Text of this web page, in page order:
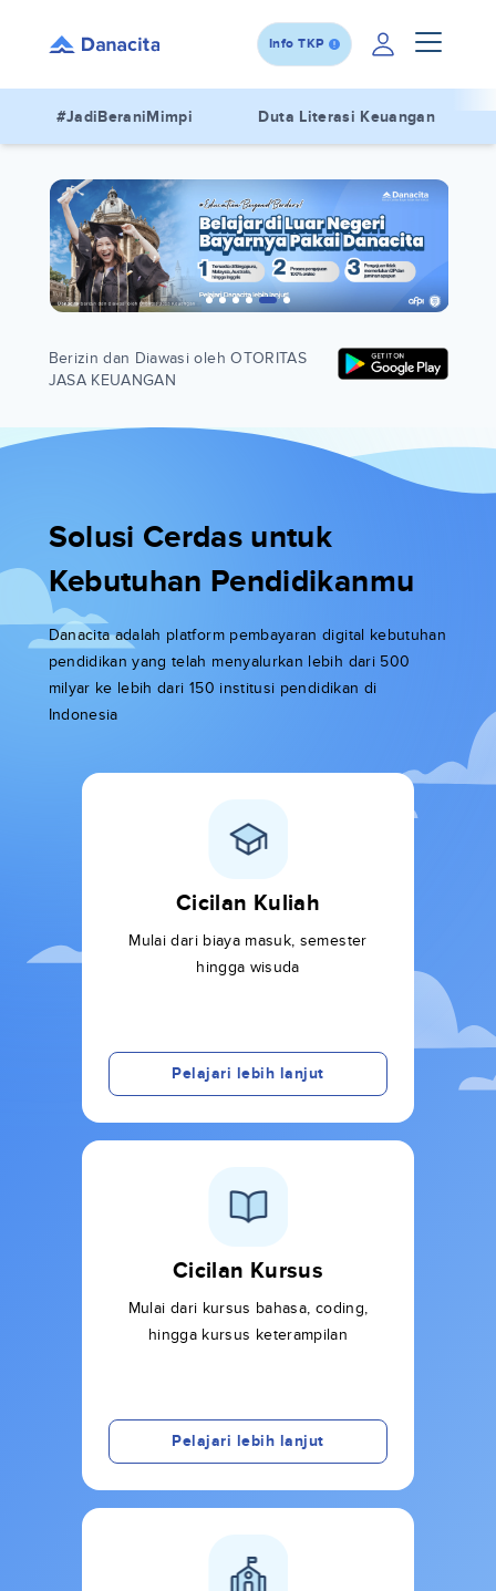
Info TKP
#JadiBeraniMimpi Duta Literasi Keuangan
Berizin dan Diawasi oleh OTORITAS
JASA KEUANGAN
Solusi Cerdas untuk
Kebutuhan Pendidikanmu
Danacita adalah platform pembayaran digital kebutuhan
pendidikan yang telah menyalurkan lebih dari 500
milyar ke lebih dari 150 institusi pendidikan di
Indonesia
Cicilan Kuliah
Mulai dari biaya masuk, semester
hingga wisuda
Pelajari lebih lanjut
Cicilan Kursus
Mulai dari kursus bahasa, coding,
hingga kursus keterampilan
Pelajari lebih lanjut